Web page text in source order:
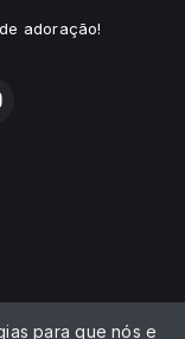
adoração!
para que nós e